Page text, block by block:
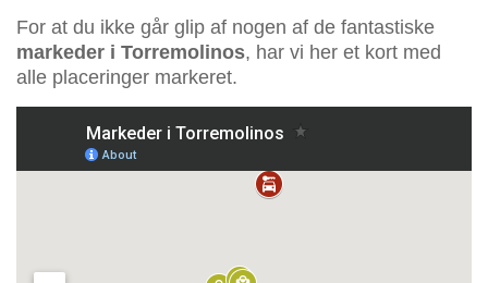
For at du ikke går glip af nogen af de fantastiske
markeder i Torremolinos, har vi her et kort med
alle placeringer markeret.